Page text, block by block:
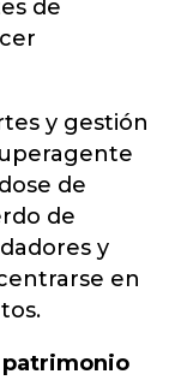
de
y gestión
de
de
y
en
patrimonio